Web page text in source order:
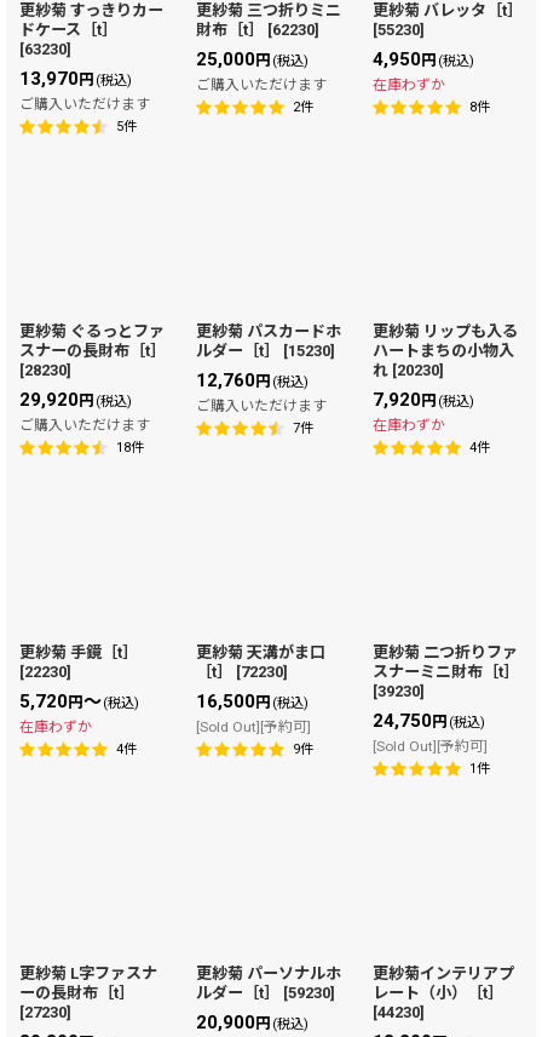
更紗菊 すっきりカー
ドケース［t］
[63230]
13,970円 (税込)
ご購入いただけます
5件
更紗菊 三つ折りミニ
財布［t］
[62230]
25,000円 (税込)
ご購入いただけます
2件
更紗菊 バレッタ［t］
[55230]
4,950円 (税込)
在庫わずか
8件
更紗菊 ぐるっとファ
スナーの長財布［t］
[28230]
29,920円 (税込)
ご購入いただけます
18件
更紗菊 パスカードホ
ルダー［t］
[15230]
12,760円 (税込)
ご購入いただけます
7件
更紗菊 リップも入る
ハートまちの小物入
れ [20230]
7,920円 (税込)
在庫わずか
4件
更紗菊 手鏡［t］
[22230]
5,720円～(税込)
在庫わずか
4件
更紗菊 天溝がま口
［t］
[72230]
16,500円 (税込)
[Sold Out][予約可]
9件
更紗菊 二つ折りファ
スナーミニ財布［t］
[39230]
24,750円 (税込)
[Sold Out][予約可]
1件
更紗菊 L字ファスナ
ーの長財布［t］
[27230]
更紗菊 パーソナルホ
ルダー［t］
[59230]
20,900円 (税込)
更紗菊インテリアプ
レート（小）［t］
[44230]